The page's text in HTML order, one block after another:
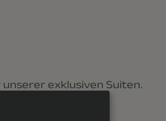
unserer exklusiven Suiten.